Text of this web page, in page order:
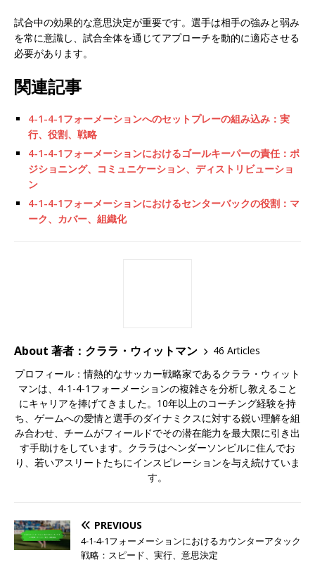
試合中の効果的な意思決定が重要です。選手は相手の強みと弱み
を常に意識し、試合全体を通じてアプローチを動的に適応させる
必要があります。
関連記事
4-1-4-1フォーメーションへのセットプレーの組み込み：実
行、役割、戦略
4-1-4-1フォーメーションにおけるゴールキーパーの責任：ポ
ジショニング、コミュニケーション、ディストリビューショ
ン
4-1-4-1フォーメーションにおけるセンターバックの役割：マ
ーク、カバー、組織化
About 著者：クララ・ウィットマン
46 Articles
プロフィール：情熱的なサッカー戦略家であるクララ・ウィット
マンは、4-1-4-1フォーメーションの複雑さを分析し教えること
にキャリアを捧げてきました。10年以上のコーチング経験を持
ち、ゲームへの愛情と選手のダイナミクスに対する鋭い理解を組
み合わせ、チームがフィールドでその潜在能力を最大限に引き出
す手助けをしています。クララはヘンダーソンビルに住んでお
り、若いアスリートたちにインスピレーションを与え続けていま
す。
PREVIOUS
4-1-4-1フォーメーションにおけるカウンターアタック
戦略：スピード、実行、意思決定